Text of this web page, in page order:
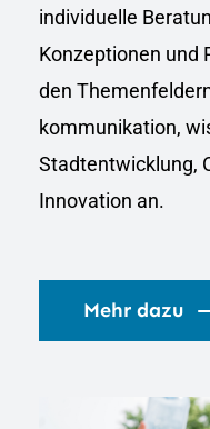
individuelle
Konzeptionen und
den
kommunikation,
Stadtentwicklung,
Innovation an.
Mehr dazu